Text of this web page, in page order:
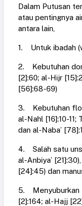
Dalam Putusan
atau pentingnya
antara lain,
1. Untuk ibadah
2. Kebutuhan
[2]:60; al-Hijr
[56]:68-69)
3. Kebutuhan
al-Nahl [16]:10-11;
dan al-Naba’
4. Salah satu
al-Anbiya’
[24]:45) dan
5. Menyuburkan
[2]:164; al-Hajj